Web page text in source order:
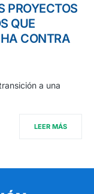
PROYECTOS
QUE
CONTRA
a una
LEER MÁS